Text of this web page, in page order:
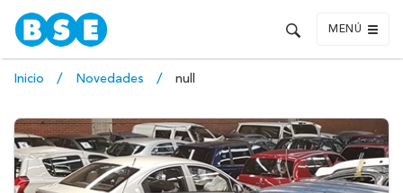
MENÚ
Inicio Novedades null